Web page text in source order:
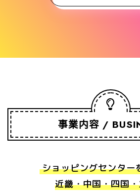
事業内容
ショッピングセンター
近畿・中国・四国